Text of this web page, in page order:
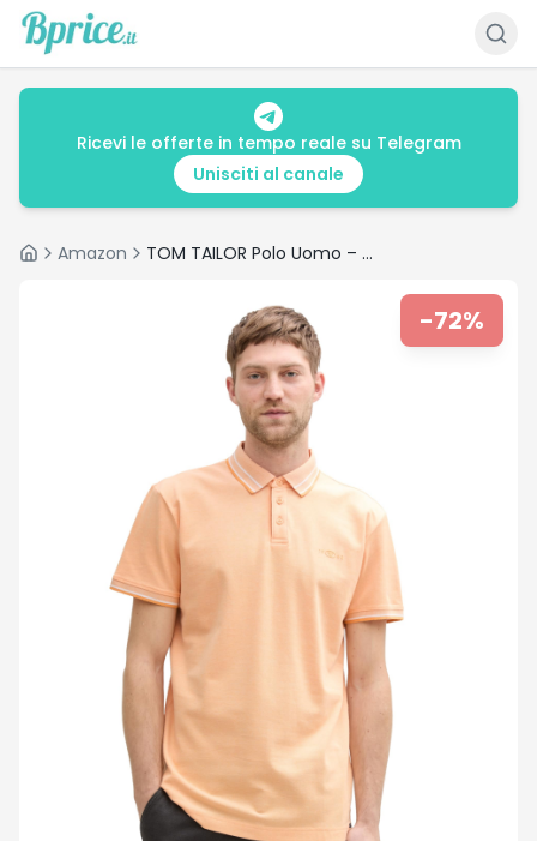
Ricevi le offerte in tempo reale su Telegram
Unisciti al canale
HomeAmazon TOM TAILOR Polo Uomo – Offerta a €5.50 (-72%)
-72%